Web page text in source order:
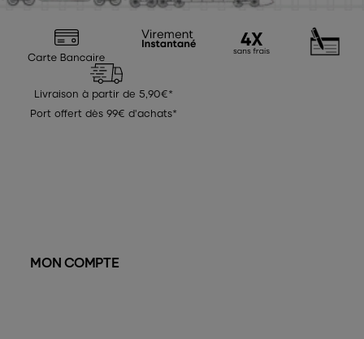
Livraison à partir de 5,90€*
Port offert dès 99€ d'achats*
MON COMPTE